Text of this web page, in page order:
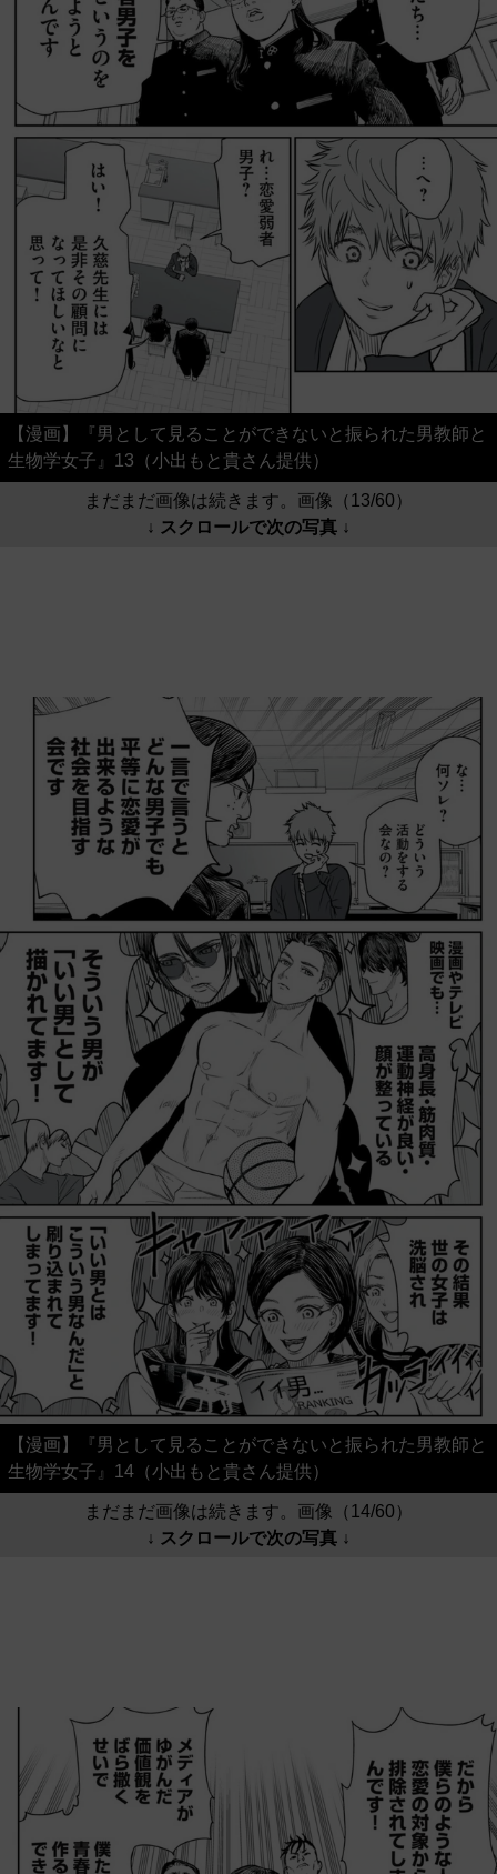
【漫画】『男として見ることができないと振られた男教師と
生物学女子』13（小出もと貴さん提供）
まだまだ画像は続きます。画像（13/60）
↓ スクロールで次の写真 ↓
【漫画】『男として見ることができないと振られた男教師と
生物学女子』14（小出もと貴さん提供）
まだまだ画像は続きます。画像（14/60）
↓ スクロールで次の写真 ↓